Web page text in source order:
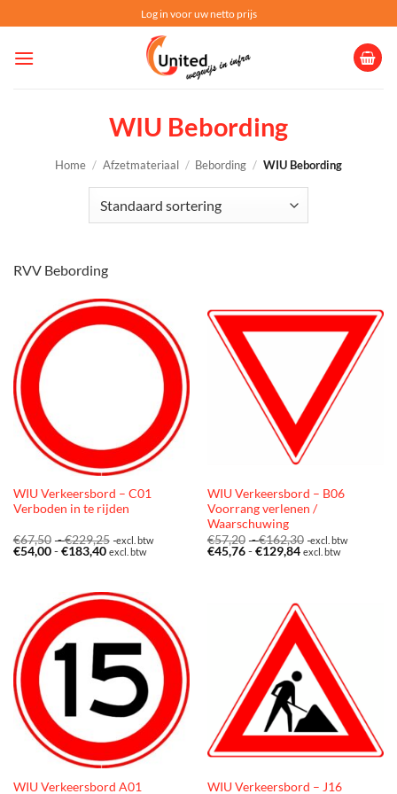
naar
inhoud
Log in voor uw netto prijs
WIU Bebording
Home / Afzetmateriaal / Bebording / WIU Bebording
RVV Bebording
WIU Verkeersbord – C01
Verboden in te rijden
€67,50 -€229,25 Prijsklasse:
€67,50
excl. btw
€54,00 - €183,40Prijsklasse:
excl. btw
WIU Verkeersbord – B06
Voorrang verlenen /
Waarschuwing
€57,20 -€162,30 Prijsklasse:
€57,20
excl. btw
€45,76 - €129,84Prijsklasse:
excl. btw
WIU Verkeersbord A01
WIU Verkeersbord – J16